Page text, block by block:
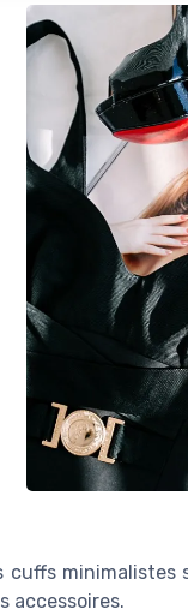
cuffs minimalistes
accessoires.